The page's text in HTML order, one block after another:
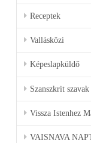
Receptek
Vallásközi
Képeslapküldő
Szanszkrit
Vissza Istenhez
VAISNAVA